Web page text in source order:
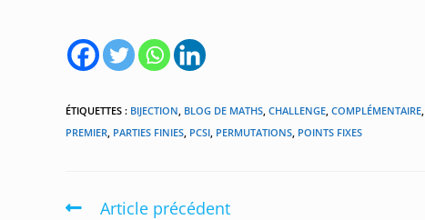
ÉTIQUETTES : BIJECTION, BLOG DE MATHS, CHALLENGE, COMPLÉMENTAIRE,
PREMIER, PARTIES FINIES, PCSI, PERMUTATIONS, POINTS FIXES
Read
Article précédent